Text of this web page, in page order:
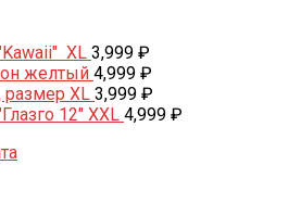
XL 3,999 ₽
желтый 4,999 ₽
размер XL 3,999 ₽
12" XXL 4,999 ₽